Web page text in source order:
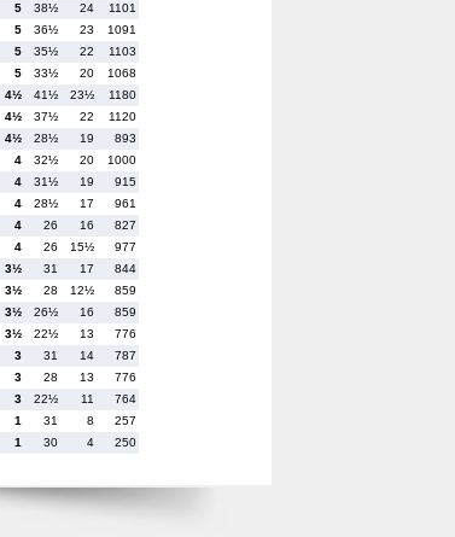
5 38½ 24
1101
5 36½ 23
1091
5 35½ 22
1103
5 33½ 20
1068
4½ 41½ 23½
1180
4½ 37½ 22
1120
4½ 28½ 19
893
4 32½ 20
1000
4 31½ 19
915
4 28½ 17
961
4 26 16
827
4 26 15½
977
3½ 31 17
844
3½ 28 12½
859
3½ 26½ 16
859
3½ 22½ 13
776
3 31 14
787
3 28 13
776
3 22½ 11
764
1 31 8
257
1 30 4 250